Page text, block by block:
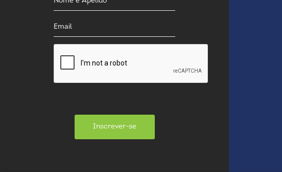
Inscrever-se